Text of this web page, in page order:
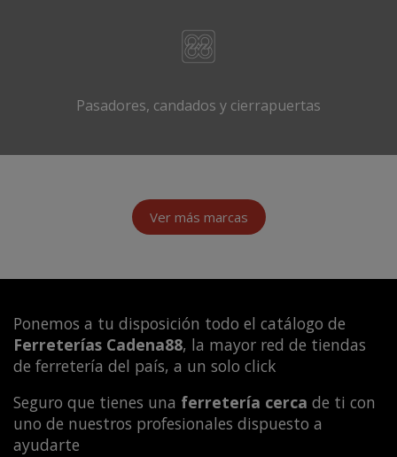
Pasadores, candados y cierrapuertas
Ver más marcas
Ponemos a tu disposición todo el catálogo de
Ferreterías Cadena88, la mayor red de tiendas
de ferretería del país, a un solo click
Seguro que tienes una ferretería cerca de ti con
uno de nuestros profesionales dispuesto a
ayudarte